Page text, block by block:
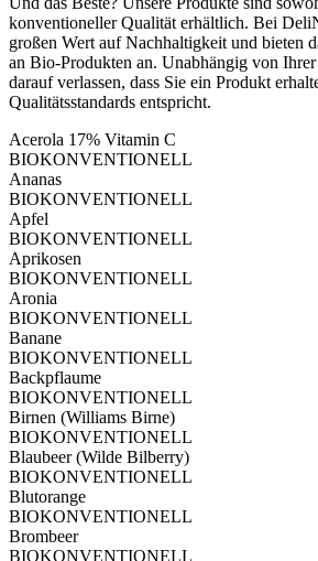
konventioneller Qualität erhältlich. Bei
großen Wert auf Nachhaltigkeit und bieten
an Bio-Produkten an. Unabhängig von
darauf verlassen, dass Sie ein Produkt
Qualitätsstandards entspricht.
Acerola 17% Vitamin C
BIOKONVENTIONELL
Ananas
BIOKONVENTIONELL
Apfel
BIOKONVENTIONELL
Aprikosen
BIOKONVENTIONELL
Aronia
BIOKONVENTIONELL
Banane
BIOKONVENTIONELL
Backpflaume
BIOKONVENTIONELL
Birnen (Williams Birne)
BIOKONVENTIONELL
Blaubeer (Wilde Bilberry)
BIOKONVENTIONELL
Blutorange
BIOKONVENTIONELL
Brombeer
BIOKONVENTIONELL